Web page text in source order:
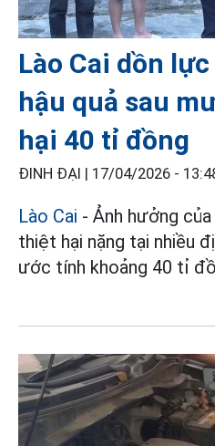
Lào Cai dồn
hậu quả sau
hại 40 tỉ đồng
ĐINH ĐẠI | 17/04/2026 -
Lào Cai - Ảnh hưởng
thiệt hại nặng tại nhiều
ước tính khoảng 40 tỉ